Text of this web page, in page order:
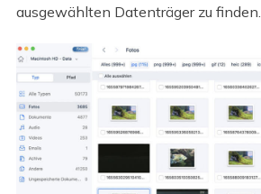
ausgewählten Datenträger zu finden.